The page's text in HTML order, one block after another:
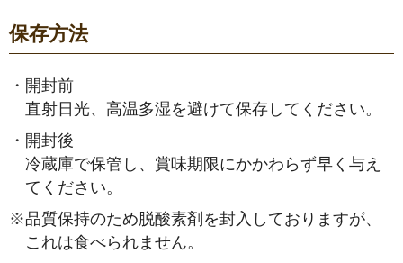
保存方法
・ 開封前
直射日光、高温多湿を避けて保存してください。
・ 開封後
冷蔵庫で保管し、賞味期限にかかわらず早く与え
てください。
※品質保持のため脱酸素剤を封入しておりますが、
これは食べられません。